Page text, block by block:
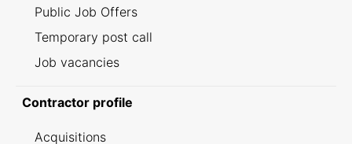
Public Job Offers
Temporary post call
Job vacancies
Contractor profile
Acquisitions